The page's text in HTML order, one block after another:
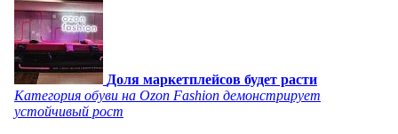
Доля маркетплейсов будет расти
Категория обуви на Ozon Fashion демонстрирует
устойчивый рост